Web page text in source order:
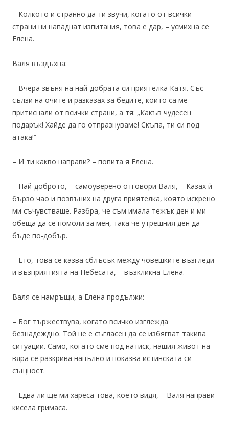
– Колкото и странно да ти звучи, когато от всички
страни ни нападнат изпитания, това е дар, – усмихна се
Елена.
Валя въздъхна:
– Вчера звъня на най-добрата си приятелка Катя. Със
сълзи на очите и разказах за бедите, които са ме
притиснали от всички страни, а тя: „Какъв чудесен
подарък! Хайде да го отпразнуваме! Скъпа, ти си под
атака!“
– И ти какво направи? – попита я Елена.
– Най-доброто, – самоуверено отговори Валя, – Казах ѝ
бързо чао и позвъних на друга приятелка, която искрено
ми съчувстваше. Разбра, че съм имала тежък ден и ми
обеща да се помоли за мен, така че утрешния ден да
бъде по-добър.
– Ето, това се казва сблъсък между човешките възгледи
и възприятията на Небесата, – възкликна Елена.
Валя се намръщи, а Елена продължи:
– Бог тържествува, когато всичко изглежда
безнадеждно. Той не е съгласен да се избягват такива
ситуации. Само, когато сме под натиск, нашия живот на
вяра се разкрива напълно и показва истинската си
същност.
– Едва ли ще ми хареса това, което видя, – Валя направи
кисела гримаса.